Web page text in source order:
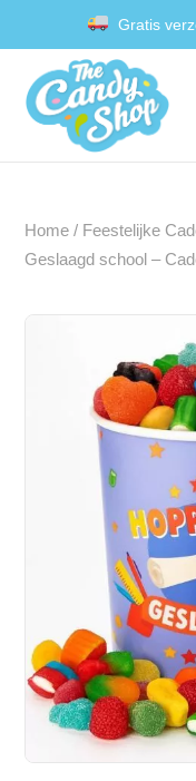
Gratis
Home / Feestelijke
Geslaagd school –